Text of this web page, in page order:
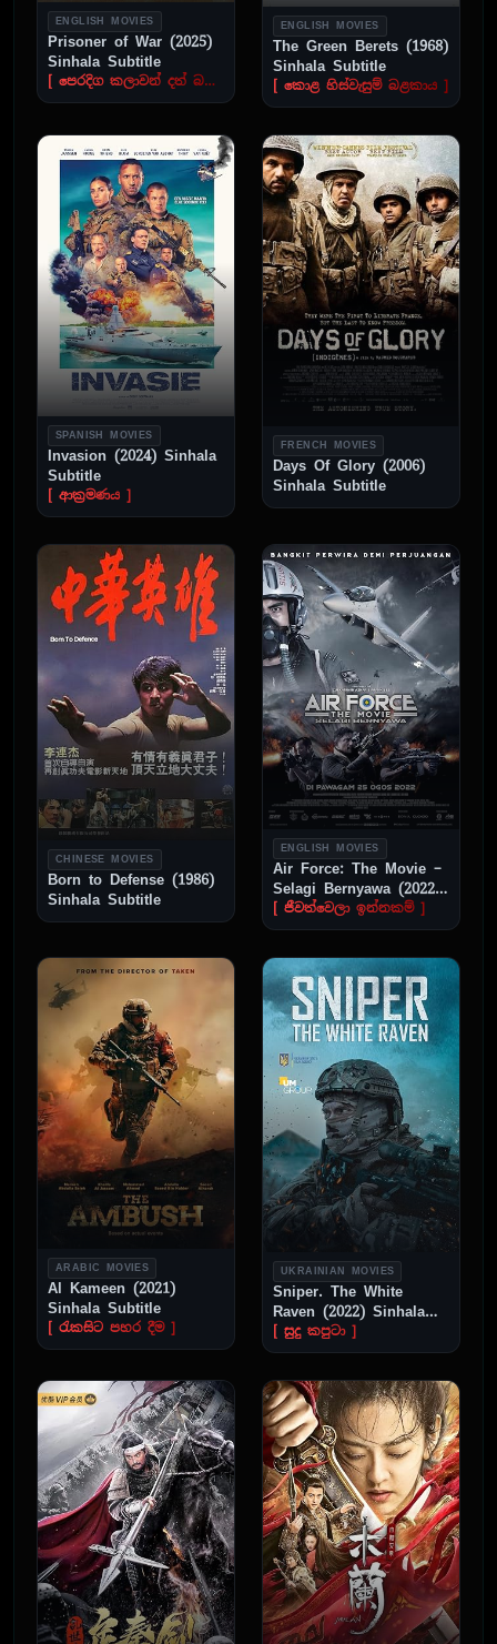
ENGLISH MOVIES
Prisoner of War (2025)
Sinhala Subtitle
[ පෙරදිග කලාවන් දත් බටහිර යුධ සිරකරුවා ]
ENGLISH MOVIES
The Green Berets (1968)
Sinhala Subtitle
[ කොළ හිස්වැසුම් බළකාය ]
SPANISH MOVIES
Invasion (2024) Sinhala
Subtitle
[ ආක්‍රමණය ]
FRENCH MOVIES
Days Of Glory (2006)
Sinhala Subtitle
CHINESE MOVIES
Born to Defense (1986)
Sinhala Subtitle
ENGLISH MOVIES
Air Force: The Movie –
Selagi Bernyawa (2022)
Sinhala Subtitle
[ ජීවත්වෙලා ඉන්නකම් ]
ARABIC MOVIES
Al Kameen (2021)
Sinhala Subtitle
[ රැකසිට පහර දීම ]
UKRAINIAN MOVIES
Sniper. The White
Raven (2022) Sinhala
Subtitle
[ සුදු කපුටා ]